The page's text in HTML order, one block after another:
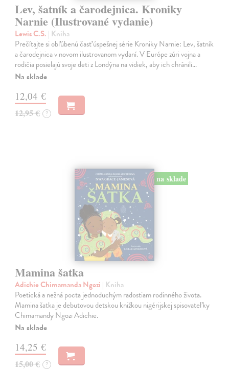
Lev, šatník a čarodejnica. Kroniky
Narnie (Ilustrované vydanie)
Lewis C.S. | Kniha
Prečítajte si obľúbenú časť úspešnej série Kroniky Narnie: Lev, šatník
a čarodejnica v novom ilustrovanom vydaní. V Európe zúri vojna a
rodičia posielajú svoje deti z Londýna na vidiek, aby ich chránili…
Na sklade
12,04 €
12,95 € ?
na sklade
Mamina šatka
Adichie Chimamanda Ngozi | Kniha
Poetická a nežná pocta jednoduchým radostiam rodinného života.
Mamina šatka je debutovou detskou knižkou nigérijskej spisovateľky
Chimamandy Ngozi Adichie.
Na sklade
14,25 €
15,00 € ?